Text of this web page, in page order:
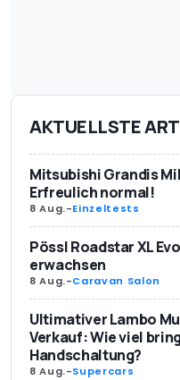
AKTUELLSTE
Mitsubishi Grandis
Erfreulich normal!
8 Aug.-Einzeltests
Pössl Roadstar XL
erwachsen
8 Aug.-Caravan Salon
Ultimativer Lambo
Verkauf: Wie viel
Handschaltung?
8 Aug.-Supercars